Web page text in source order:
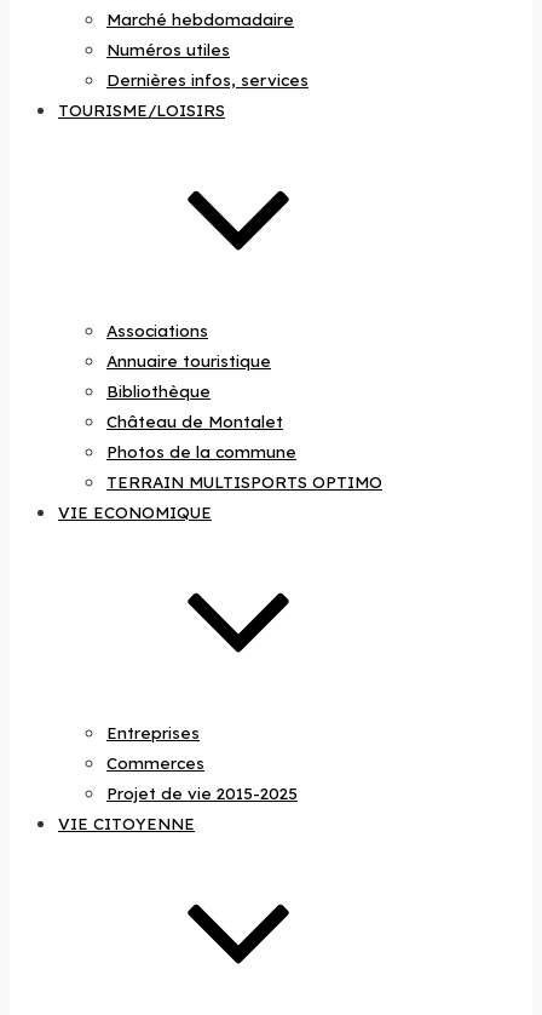
Marché hebdomadaire
Numéros utiles
Dernières infos, services
TOURISME/LOISIRS
Associations
Annuaire touristique
Bibliothèque
Château de Montalet
Photos de la commune
TERRAIN MULTISPORTS OPTIMO
VIE ECONOMIQUE
Entreprises
Commerces
Projet de vie 2015-2025
VIE CITOYENNE